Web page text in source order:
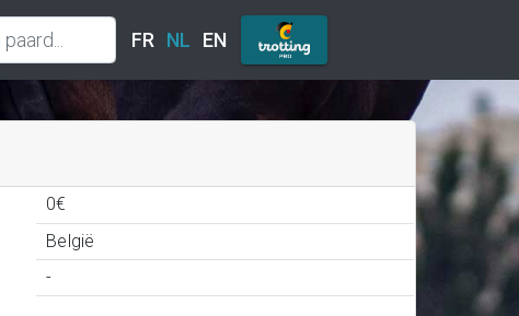
FR NL EN
0€
België
-